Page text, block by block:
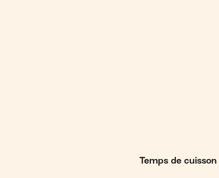
Temps de cuisson